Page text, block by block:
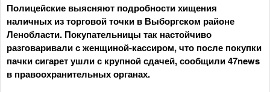
Полицейские выясняют подробности хищения
наличных из торговой точки в Выборгском районе
Ленобласти. Покупательницы так настойчиво
разговаривали с женщиной-кассиром, что после покупки
пачки сигарет ушли с крупной сдачей, сообщили 47news
в правоохранительных органах.